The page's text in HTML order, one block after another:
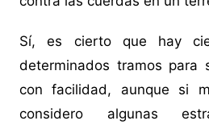
Sí, es cierto que hay
determinados tramos para
con facilidad, aunque si
considero algunas